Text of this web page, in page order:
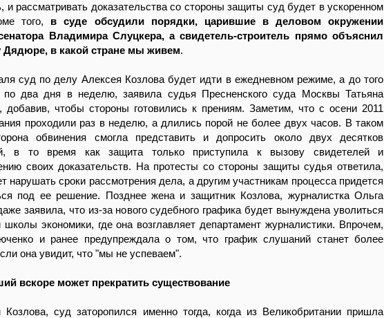
и рассматривать доказательства со стороны защиты суд будет в ускоренном
того, в суде обсудили порядки, царившие в деловом окружении
Владимира Слуцкера, а свидетель-строитель прямо объяснил
Дядюре, в какой стране мы живем.
суд по делу Алексея Козлова будет идти в ежедневном режиме, а до того
по два дня в неделю, заявила судья Пресненского суда Москвы Татьяна
добавив, чтобы стороны готовились к прениям. Заметим, что с осени 2011
проходили раз в неделю, а длились порой не более двух часов. В таком
обвинения смогла представить и допросить около двух десятков
в то время как защита только приступила к вызову свидетелей и
своих доказательств. На протесты со стороны защиты судья ответила,
нарушать сроки рассмотрения дела, а другим участникам процесса придется
под ее решение. Позднее жена и защитник Козлова, журналистка Ольга
заявила, что из-за нового судебного графика будет вынуждена уволиться
экономики, где она возглавляет департамент журналистики. Впрочем,
и ранее предупреждала о том, что график слушаний станет более
она увидит, что "мы не успеваем".
вскоре может прекратить существование
суд заторопился именно тогда, когда из Великобритании пришла